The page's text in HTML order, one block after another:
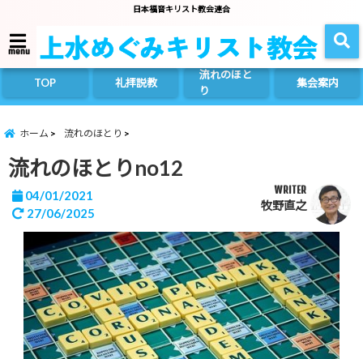
日本福音キリスト教会連合
menu
TOP 礼拝説教
流れのほと
り
集会案内
ホーム 流れのほとり
流れのほとりno12
04/01/2021
27/06/2025
WRITER
牧野直之